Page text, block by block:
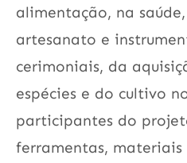
alimentação, na
artesanato e
cerimoniais, da
espécies e do cultivo
participantes do
ferramentas, materiais